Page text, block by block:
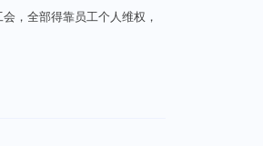
，全部得靠员工个人维权，